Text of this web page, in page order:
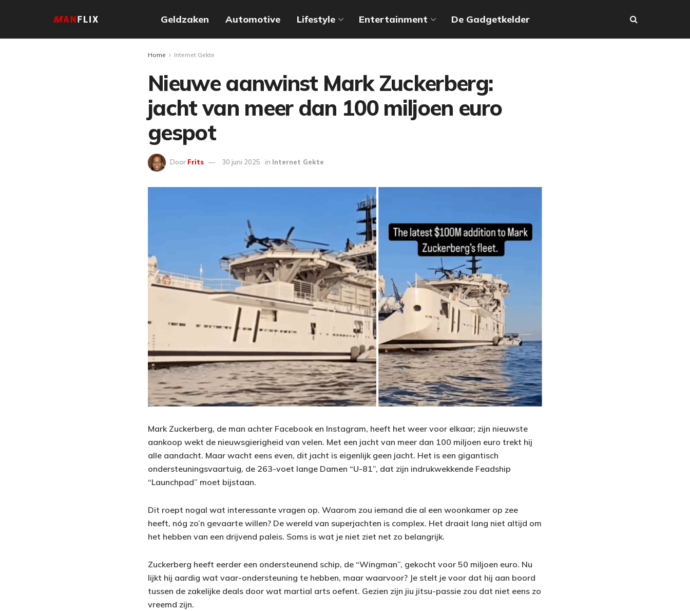
Geldzaken Automotive Lifestyle Entertainment De Gadgetkelder
Home Internet Gekte
Nieuwe aanwinst Mark Zuckerberg:
jacht van meer dan 100 miljoen euro
gespot
Door Frits 30 juni 2025 in Internet Gekte
Mark Zuckerberg, de man achter Facebook en Instagram, heeft het weer voor elkaar; zijn nieuwste
aankoop wekt de nieuwsgierigheid van velen. Met een jacht van meer dan 100 miljoen euro trekt hij
alle aandacht. Maar wacht eens even, dit jacht is eigenlijk geen jacht. Het is een gigantisch
ondersteuningsvaartuig, de 263-voet lange Damen “U-81”, dat zijn indrukwekkende Feadship
“Launchpad” moet bijstaan.
Dit roept nogal wat interessante vragen op. Waarom zou iemand die al een woonkamer op zee
heeft, nóg zo’n gevaarte willen? De wereld van superjachten is complex. Het draait lang niet altijd om
het hebben van een drijvend paleis. Soms is wat je niet ziet net zo belangrijk.
Zuckerberg heeft eerder een ondersteunend schip, de “Wingman”, gekocht voor 50 miljoen euro. Nu
lijkt hij aardig wat vaar-ondersteuning te hebben, maar waarvoor? Je stelt je voor dat hij aan boord
tussen de zakelijke deals door wat martial arts oefent. Gezien zijn jiu jitsu-passie zou dat niet eens zo
vreemd zijn.